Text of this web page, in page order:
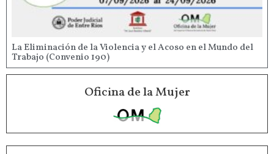
La Eliminación de la Violencia y el Acoso en el Mundo del
Trabajo (Convenio 190)
Oficina de la Mujer